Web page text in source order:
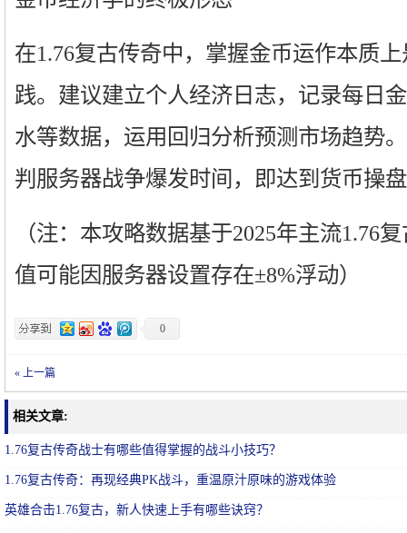
在1.76复古传奇中，掌握金币运作本质
践。建议建立个人经济日志，记录每日
水等数据，运用回归分析预测市场趋势
判服务器战争爆发时间，即达到货币操
（注：本攻略数据基于2025年主流1.76
值可能因服务器设置存在±8%浮动）
0
« 上一篇
相关文章:
1.76复古传奇战士有哪些值得掌握的战斗小技巧？
1.76复古传奇：再现经典PK战斗，重温原汁原味的游戏体验
英雄合击1.76复古，新人快速上手有哪些诀窍？